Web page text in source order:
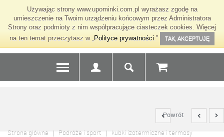
Używając strony www.upominki.com.pl wyrażasz zgodę na
umieszczenie na Twoim urządzeniu końcowym przez Administratora
Strony oraz podmioty z nim współpracujące ciasteczek cookies. Więcej
na ten temat przeczytasz w „Polityce prywatności.” TAK, AKCEPTUJĘ
Powrót
Strona główna Podróże i sport kubki izotermiczne i termosy